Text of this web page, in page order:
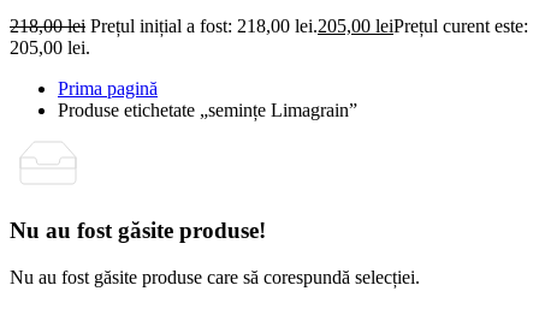
218,00lei Prețul inițial a fost: 218,00 lei.205,00 leiPrețul curent este:
205,00 lei.
Prima pagină
Produse etichetate „semințe Limagrain”
Nu au fost găsite produse!
Nu au fost găsite produse care să corespundă selecției.